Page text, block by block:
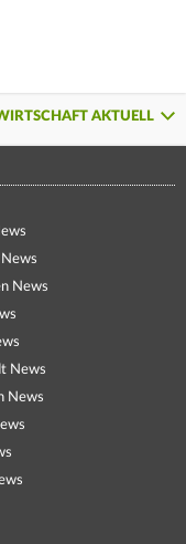
AKTUELL
News
News
News